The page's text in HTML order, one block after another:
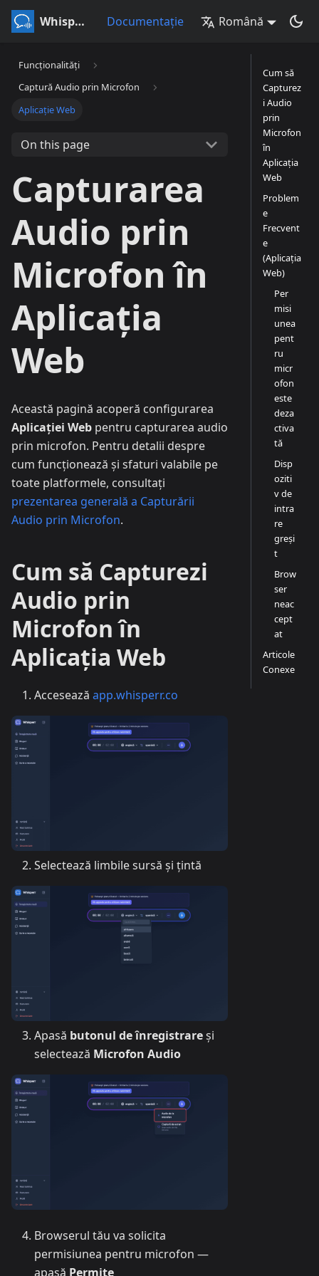
Whisperr Documentație Română
Funcționalități
Captură Audio prin Microfon
Aplicație Web
On this page
Capturarea
Audio prin
Microfon în
Aplicația
Web
Această pagină acoperă configurarea
Aplicației Web pentru capturarea audio
prin microfon. Pentru detalii despre
cum funcționează și sfaturi valabile pe
toate platformele, consultați
prezentarea generală a Capturării
Audio prin Microfon.
Cum să Capturezi
Audio prin
Microfon în
Aplicația Web
Accesează app.whisperr.co
Selectează limbile sursă și țintă
Apasă butonul de înregistrareși
selectează Microfon Audio
Browserul tău va solicita
permisiunea pentru microfon —
apasă Permite
Cum să
Capturez
i Audio
prin
Microfon
în
Aplicația
Web
Problem
e
Frecvent
e
(Aplicația
Web)
Per
misi
unea
pent
ru
micr
ofon
este
deza
ctiva
tă
Disp
oziti
v de
intra
re
greși
t
Brow
ser
neac
cept
at
Articole
Conexe